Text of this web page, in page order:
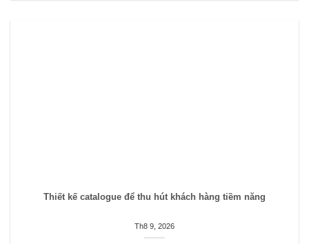
Thiết kế catalogue để thu hút khách hàng tiềm năng
Th8 9, 2026